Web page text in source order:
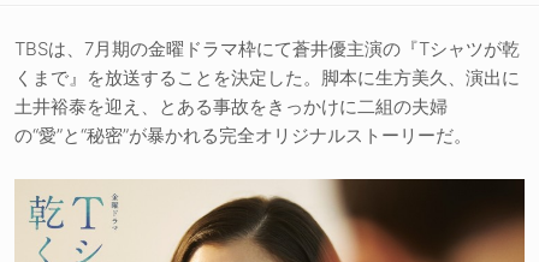
TBSは、7月期の金曜ドラマ枠にて蒼井優主演の『Tシャツが乾
くまで』を放送することを決定した。脚本に生方美久、演出に
土井裕泰を迎え、とある事故をきっかけに二組の夫婦
の“愛”と“秘密”が暴かれる完全オリジナルストーリーだ。